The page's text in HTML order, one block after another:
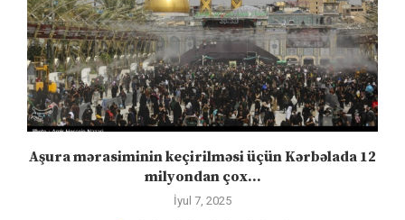
Aşura mərasiminin keçirilməsi üçün Kərbəlada 12
milyondan çox...
İyul 7, 2025